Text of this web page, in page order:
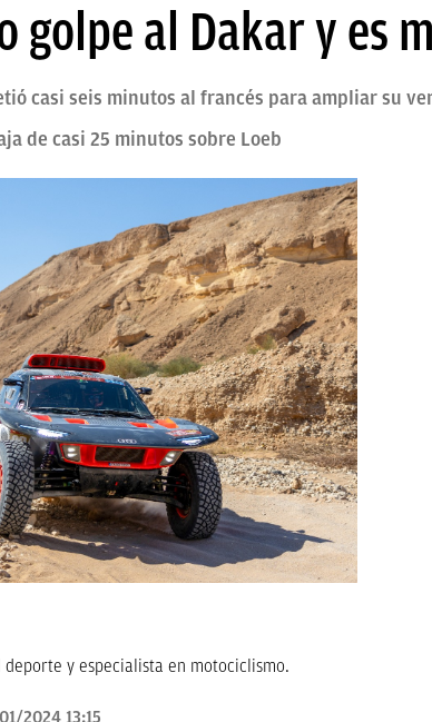
golpe al Dakar y es
casi seis minutos al francés para ampliar su
de casi 25 minutos sobre Loeb
y especialista en motociclismo.
2024 13:15